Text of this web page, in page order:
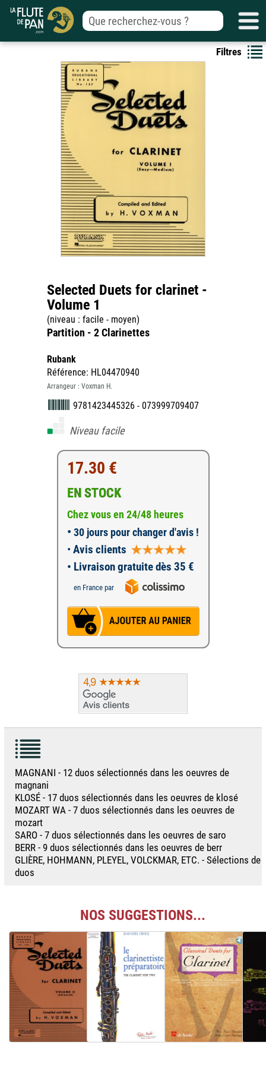
Filtres
Selected Duets for clarinet -
Volume 1
(niveau : facile - moyen)
Partition - 2 Clarinettes
Rubank
Référence: HL04470940
Arrangeur : Voxman H.
9781423445326 - 073999709407
Niveau facile
17.30 €
EN STOCK
Chez vous en 24/48 heures
• 30 jours pour changer d'avis !
• Avis clients
• Livraison gratuite dès 35 €
en France par
MAGNANI - 12 duos sélectionnés dans les oeuvres de
magnani
KLOSÉ - 17 duos sélectionnés dans les oeuvres de klosé
MOZART WA - 7 duos sélectionnés dans les oeuvres de
mozart
SARO - 7 duos sélectionnés dans les oeuvres de saro
BERR - 9 duos sélectionnés dans les oeuvres de berr
GLIÈRE, HOHMANN, PLEYEL, VOLCKMAR, ETC. - Sélections de
duos
NOS SUGGESTIONS...